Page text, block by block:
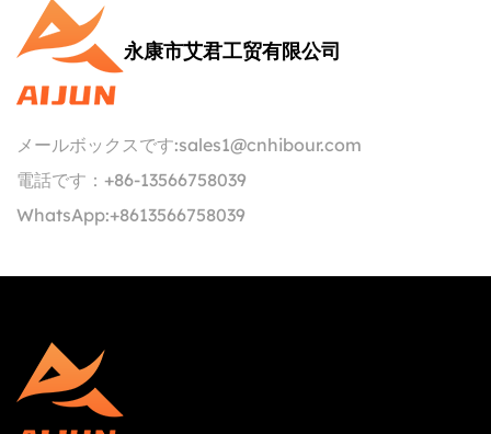
永康市艾君工贸有限公司
メールボックスです:sales1@cnhibour.com
電話です： +86-13566758039
WhatsApp:+8613566758039